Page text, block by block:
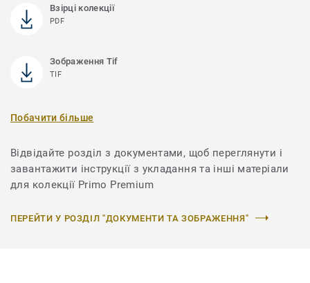
Взірці колекції
PDF
Зображення Tif
TIF
Побачити більше
Відвідайте розділ з документами, щоб переглянути і
завантажити інструкції з укладання та інші матеріали
для колекції Primo Premium
ПЕРЕЙТИ У РОЗДІЛ "ДОКУМЕНТИ ТА ЗОБРАЖЕННЯ"